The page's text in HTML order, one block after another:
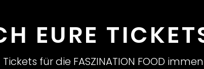
EURE
für die FASZINATION FOOD